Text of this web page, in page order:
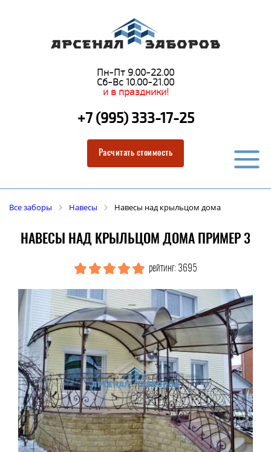
Пн-Пт 9.00-22.00
Сб-Вс 10.00-21.00
и в праздники!
+7 (995) 333-17-25
Расчитать стоимость
Все заборы Навесы Навесы над крыльцом дома
НАВЕСЫ НАД КРЫЛЬЦОМ ДОМА ПРИМЕР 3
рейтинг: 3695